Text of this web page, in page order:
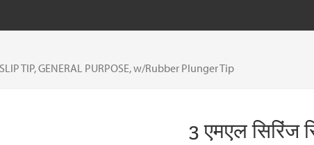
TIP, GENERAL PURPOSE, w/Rubber Plunger Tip
3 एमएल सिरिंज